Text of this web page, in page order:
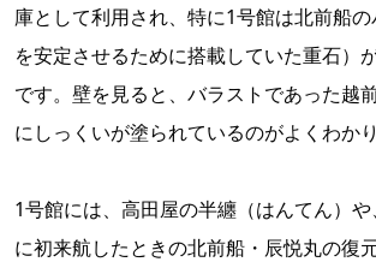
庫として利用され、特に1号館は北前船
を安定させるために搭載していた重石）
です。壁を見ると、バラストであった越
にしっくいが塗られているのがよくわかり
1号館には、高田屋の半纏（はんてん）
に初来航したときの北前船・辰悦丸の復